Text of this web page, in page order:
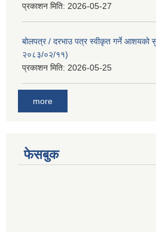
प्रकाशन मिति: 2026-05-27
बोलपत्र / दरभाउ पत्र स्वीकृत गर्ने आशयको
२०८३/०२/११)
प्रकाशन मिति: 2026-05-25
more
फेसबुक